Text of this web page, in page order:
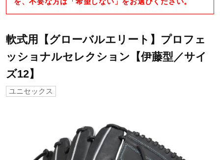
サッカー／フットサル
ゴルフ
軟式用【グローバルエリート】プロフェ
ッショナルセレクション【伊藤型／サイ
ズ12】
ユニセックス